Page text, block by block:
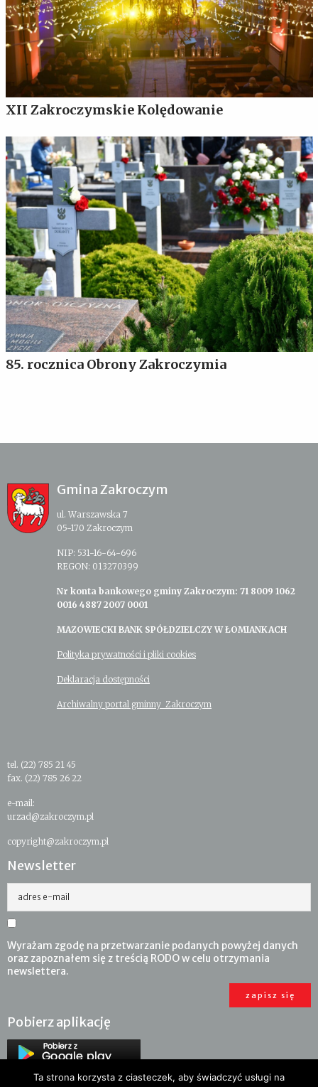
XII Zakroczymskie Kolędowanie
85. rocznica Obrony Zakroczymia
Gmina Zakroczym
ul. Warszawska 7
05-170 Zakroczym
NIP: 531-16-64-696
REGON: 013270399
Nr konta bankowego gminy Zakroczym: 71 8009 1062
0016 4887 2007 0001
MAZOWIECKI BANK SPÓŁDZIELCZY W ŁOMIANKACH
Polityka prywatności i pliki cookies
Deklaracja dostępności
Archiwalny portal gminny Zakroczym
tel. (22) 785 21 45
fax. (22) 785 26 22
e-mail:
urzad@zakroczym.pl
copyright@zakroczym.pl
Newsletter
adres e-mail
Wyrażam zgodę na przetwarzanie podanych powyżej danych
oraz zapoznałem się z treścią RODO w celu otrzymania
newslettera.
Pobierz aplikację
Ta strona korzysta z ciasteczek, aby świadczyć usługi na